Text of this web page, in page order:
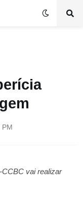
vai realizar